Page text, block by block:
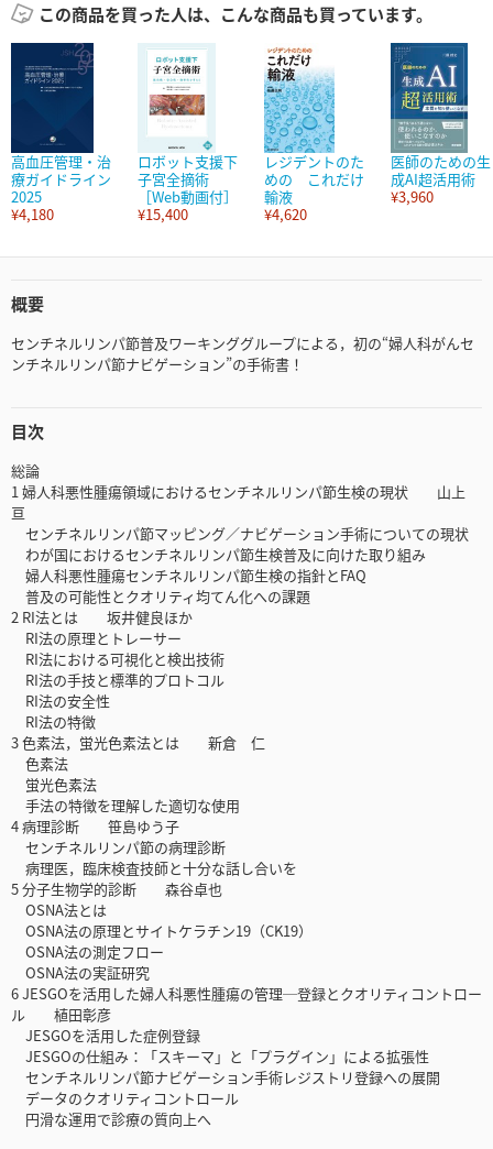
この商品を買った人は、こんな商品も買っています。
高血圧管理・治
療ガイドライン
2025
¥4,180
ロボット支援下
子宮全摘術
［Web動画付］
¥15,400
レジデントのた
めの これだけ
輸液
¥4,620
医師のための生
成AI超活用術
¥3,960
概要
センチネルリンパ節普及ワーキンググループによる，初の“婦人科がんセ
ンチネルリンパ節ナビゲーション”の手術書！
目次
総論
1 婦人科悪性腫瘍領域におけるセンチネルリンパ節生検の現状 山上
亘
センチネルリンパ節マッピング／ナビゲーション手術についての現状
わが国におけるセンチネルリンパ節生検普及に向けた取り組み
婦人科悪性腫瘍センチネルリンパ節生検の指針とFAQ
普及の可能性とクオリティ均てん化への課題
2 RI法とは 坂井健良ほか
RI法の原理とトレーサー
RI法における可視化と検出技術
RI法の手技と標準的プロトコル
RI法の安全性
RI法の特徴
3 色素法，蛍光色素法とは 新倉 仁
色素法
蛍光色素法
手法の特徴を理解した適切な使用
4 病理診断 笹島ゆう子
センチネルリンパ節の病理診断
病理医，臨床検査技師と十分な話し合いを
5 分子生物学的診断 森谷卓也
OSNA法とは
OSNA法の原理とサイトケラチン19（CK19）
OSNA法の測定フロー
OSNA法の実証研究
6 JESGOを活用した婦人科悪性腫瘍の管理─登録とクオリティコントロー
ル 植田彰彦
JESGOを活用した症例登録
JESGOの仕組み：「スキーマ」と「プラグイン」による拡張性
センチネルリンパ節ナビゲーション手術レジストリ登録への展開
データのクオリティコントロール
円滑な運用で診療の質向上へ